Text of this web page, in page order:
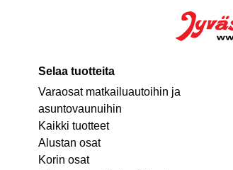
Selaa tuotteita
Varaosat matkailuautoihin ja
asuntovaunuihin
Kaikki tuotteet
Alustan osat
Korin osat